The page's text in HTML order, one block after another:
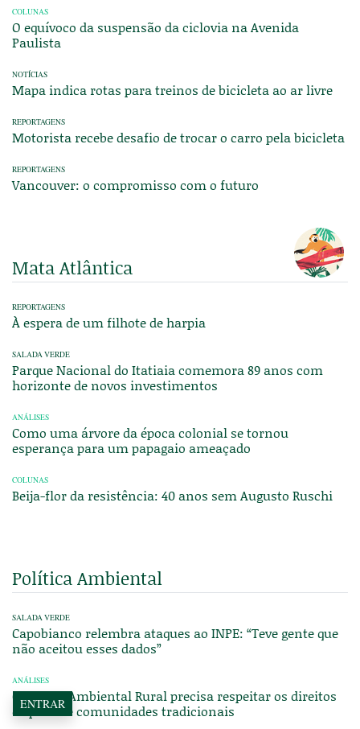
COLUNAS
O equívoco da suspensão da ciclovia na Avenida
Paulista
NOTÍCIAS
Mapa indica rotas para treinos de bicicleta ao ar livre
REPORTAGENS
Motorista recebe desafio de trocar o carro pela bicicleta
REPORTAGENS
Vancouver: o compromisso com o futuro
Mata Atlântica
REPORTAGENS
À espera de um filhote de harpia
SALADA VERDE
Parque Nacional do Itatiaia comemora 89 anos com
horizonte de novos investimentos
ANÁLISES
Como uma árvore da época colonial se tornou
esperança para um papagaio ameaçado
COLUNAS
Beija-flor da resistência: 40 anos sem Augusto Ruschi
Política Ambiental
SALADA VERDE
Capobianco relembra ataques ao INPE: “Teve gente que
não aceitou esses dados”
ANÁLISES
Cadastro Ambiental Rural precisa respeitar os direitos
de povos e comunidades tradicionais
ENTRAR